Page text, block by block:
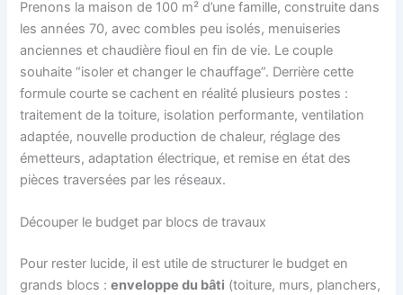
Prenons la maison de 100 m² d’une famille, construite dans
les années 70, avec combles peu isolés, menuiseries
anciennes et chaudière fioul en fin de vie. Le couple
souhaite “isoler et changer le chauffage”. Derrière cette
formule courte se cachent en réalité plusieurs postes :
traitement de la toiture, isolation performante, ventilation
adaptée, nouvelle production de chaleur, réglage des
émetteurs, adaptation électrique, et remise en état des
pièces traversées par les réseaux.
Découper le budget par blocs de travaux
Pour rester lucide, il est utile de structurer le budget en
grands blocs :enveloppe du bâti (toiture, murs, planchers,